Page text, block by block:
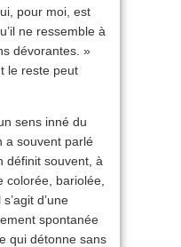
pour moi, est
ne ressemble à
dévorantes. »
le reste peut
sens inné du
a souvent parlé
définit souvent, à
colorée, bariolée,
d’une
spontanée
qui détonne sans